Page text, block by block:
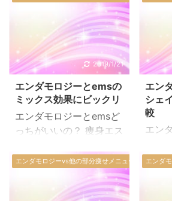
2019/1/21
エンダモロジーとemsの
ミックス効果にビックリ
エンダモロジーとemsど
っちがいいの？ 痩身エス
ているのが、emsという
マシンによる施術です。
電流刺激によって、筋肉
エン
シェ
較
エン
の？
に、
うも
エンダモロジーvs他の部分痩せメニュー エンダ